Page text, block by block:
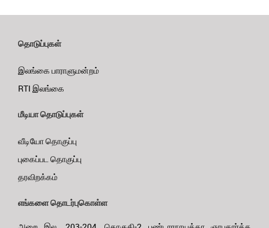
தொடுப்புகள்
இலங்கை பாராளுமன்றம்
RTI இலங்கை
மீடியா தொடுப்புகள்
வீடியோ தொகுப்பு
புகைப்பட தொகுப்பு
தரவிறக்கம்
எங்களை தொடர்புகொள்ள